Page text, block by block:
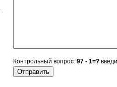
Контрольный вопрос: 97 - 1=?